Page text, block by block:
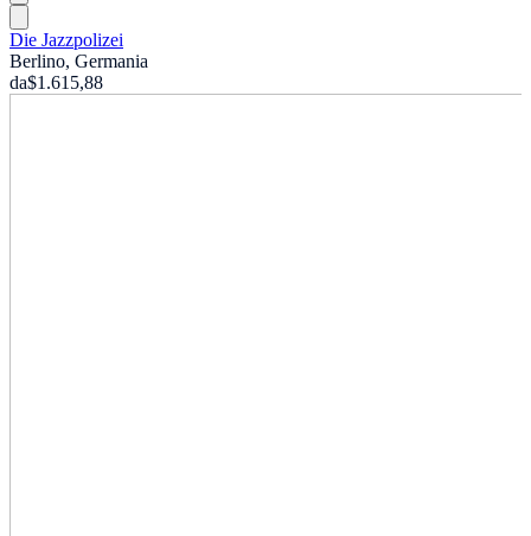
Die Jazzpolizei
Berlino, Germania
da$1.615,88